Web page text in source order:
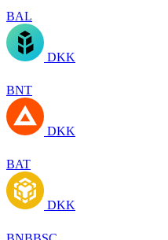
BAL
DKK
BNT
DKK
BAT
DKK